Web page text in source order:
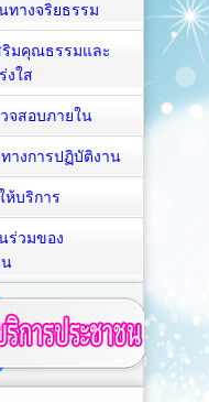
ทางจริยธรรม
ริมคุณธรรมและ
งใส
จสอบภายใน
างการปฏิบัติงาน
ห้บริการ
ร่วมของ